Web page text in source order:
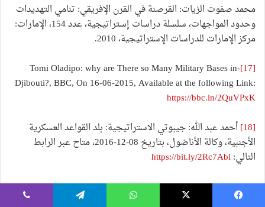
محمد صفوت الزيات: القرصنة في القرن الإفريقي: تنامي التهديدات
وحدود المواجهات، سلسلة دراسات إستراتيجية، عدد 154، الإمارات:
مركز الإمارات للدراسات الإستراتيجية، 2010.
[17]
-Tomi Oladipo: why are There so Many Military Bases in
Djibouti?, BBC, On 16-06-2015, Available at the following Link:
https://bbc.in/2QuVPxK
[18]
أحمد عبد الله: جيبوتي الاستراتيجية: بلد القواعد العسكرية
الأجنبية، وكالة الأناضول، بتاريخ 08-12-2016، متاح عبر الرابط
التالي:https://bit.ly/2Rc7Abl
[19]
-Arkady Savitsky: Us Military Presence in Africa : All over
Continent and Still Expanding, GlobaL Research, On 31-08-2018,